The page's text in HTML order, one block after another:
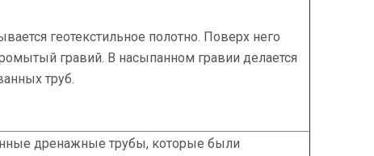
геотекстильное полотно. Поверх него
гравий. В насыпанном гравии делается
труб.
дренажные трубы, которые были